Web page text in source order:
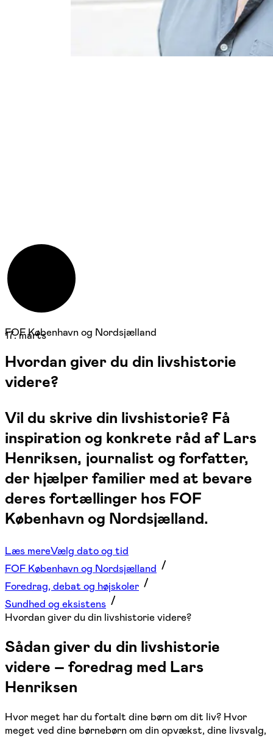
17. marts
FOF København og Nordsjælland
Hvordan giver du din livshistorie
videre?
Vil du skrive din livshistorie? Få
inspiration og konkrete råd af Lars
Henriksen, journalist og forfatter,
der hjælper familier med at bevare
deres fortællinger hos FOF
København og Nordsjælland.
Læs mereVælg dato og tid
FOF København og Nordsjælland
Foredrag, debat og højskoler
Sundhed og eksistens
Hvordan giver du din livshistorie videre?
Sådan giver du din livshistorie
videre – foredrag med Lars
Henriksen
Hvor meget har du fortalt dine børn om dit liv? Hvor
meget ved dine børnebørn om din opvækst, dine livsvalg,